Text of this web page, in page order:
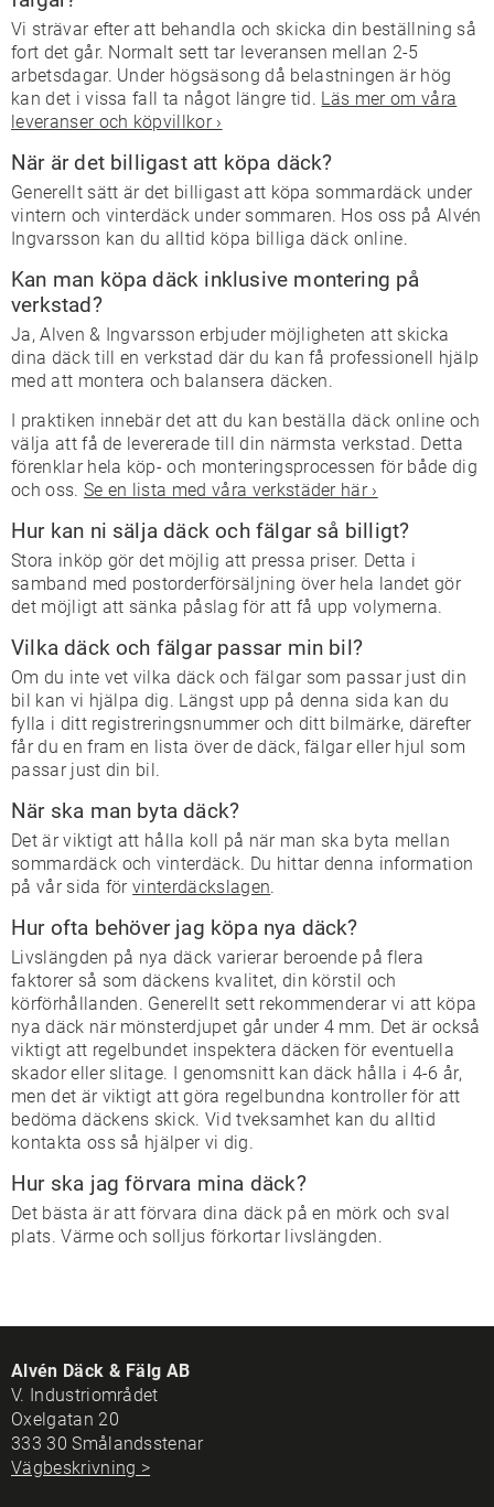
Vi strävar efter att behandla och skicka din beställning så
fort det går. Normalt sett tar leveransen mellan 2-5
arbetsdagar. Under högsäsong då belastningen är hög
kan det i vissa fall ta något längre tid. Läs mer om våra
leveranser och köpvillkor ›
När är det billigast att köpa däck?
Generellt sätt är det billigast att köpa sommardäck under
vintern och vinterdäck under sommaren. Hos oss på Alvén
Ingvarsson kan du alltid köpa billiga däck online.
Kan man köpa däck inklusive montering på
verkstad?
Ja, Alven & Ingvarsson erbjuder möjligheten att skicka
dina däck till en verkstad där du kan få professionell hjälp
med att montera och balansera däcken.
I praktiken innebär det att du kan beställa däck online och
välja att få de levererade till din närmsta verkstad. Detta
förenklar hela köp- och monteringsprocessen för både dig
och oss. Se en lista med våra verkstäder här ›
Hur kan ni sälja däck och fälgar så billigt?
Stora inköp gör det möjlig att pressa priser. Detta i
samband med postorderförsäljning över hela landet gör
det möjligt att sänka påslag för att få upp volymerna.
Vilka däck och fälgar passar min bil?
Om du inte vet vilka däck och fälgar som passar just din
bil kan vi hjälpa dig. Längst upp på denna sida kan du
fylla i ditt registreringsnummer och ditt bilmärke, därefter
får du en fram en lista över de däck, fälgar eller hjul som
passar just din bil.
När ska man byta däck?
Det är viktigt att hålla koll på när man ska byta mellan
sommardäck och vinterdäck. Du hittar denna information
på vår sida förvinterdäckslagen.
Hur ofta behöver jag köpa nya däck?
Livslängden på nya däck varierar beroende på flera
faktorer så som däckens kvalitet, din körstil och
körförhållanden. Generellt sett rekommenderar vi att köpa
nya däck när mönsterdjupet går under 4 mm. Det är också
viktigt att regelbundet inspektera däcken för eventuella
skador eller slitage. I genomsnitt kan däck hålla i 4-6 år,
men det är viktigt att göra regelbundna kontroller för att
bedöma däckens skick. Vid tveksamhet kan du alltid
kontakta oss så hjälper vi dig.
Hur ska jag förvara mina däck?
Det bästa är att förvara dina däck på en mörk och sval
plats. Värme och solljus förkortar livslängden.
Alvén Däck & Fälg AB
V. Industriområdet
Oxelgatan 20
333 30 Smålandsstenar
Vägbeskrivning >